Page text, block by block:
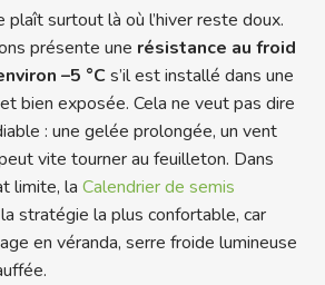
plaît surtout là où l’hiver reste doux.
présente une résistance au froid
–5 °Cs’il est installé dans une
bien exposée. Cela ne veut pas dire
: une gelée prolongée, un vent
vite tourner au feuilleton. Dans
limite, la Calendrier de semis
stratégie la plus confortable, car
en véranda, serre froide lumineuse